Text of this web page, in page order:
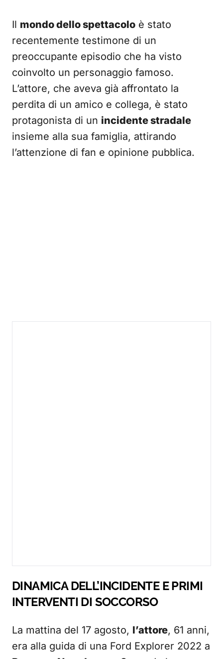
Il mondo dello spettacolo è stato
recentemente testimone di un
preoccupante episodio che ha visto
coinvolto un personaggio famoso.
L’attore, che aveva già affrontato la
perdita di un amico e collega, è stato
protagonista di un incidente stradale
insieme alla sua famiglia, attirando
l’attenzione di fan e opinione pubblica.
DINAMICA DELL’INCIDENTE E PRIMI
INTERVENTI DI SOCCORSO
La mattina del 17 agosto, l’attore, 61 anni,
era alla guida di una Ford Explorer 2022 a